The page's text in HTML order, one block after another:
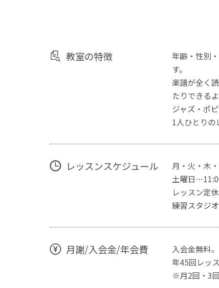
教室の特徴
年齢・性別
す。
楽譜が全く
たりできる
ジャズ・ポ
1人ひとりの
レッスンスケジュール
月・火・木
土曜日
レッスン定
練習スタジ
月謝/入会金/年会費
入会金無料。
年45回レッ
※月2回・3